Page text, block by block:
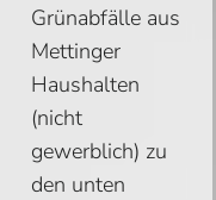
Grünabfälle aus
Mettinger
Haushalten
(nicht
gewerblich) zu
den unten